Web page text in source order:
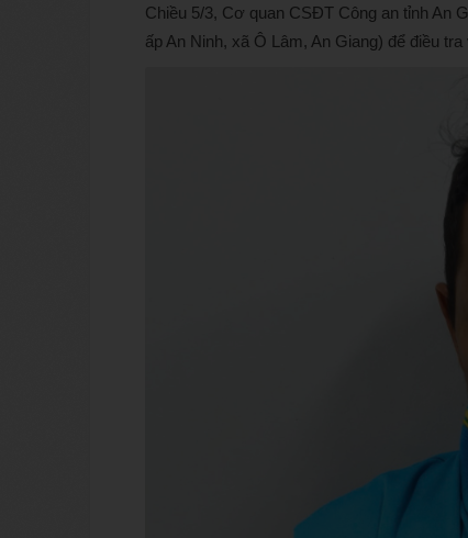
Chiều 5/3, Cơ quan CSĐT Công an tỉnh An
ấp An Ninh, xã Ô Lâm, An Giang) để điều